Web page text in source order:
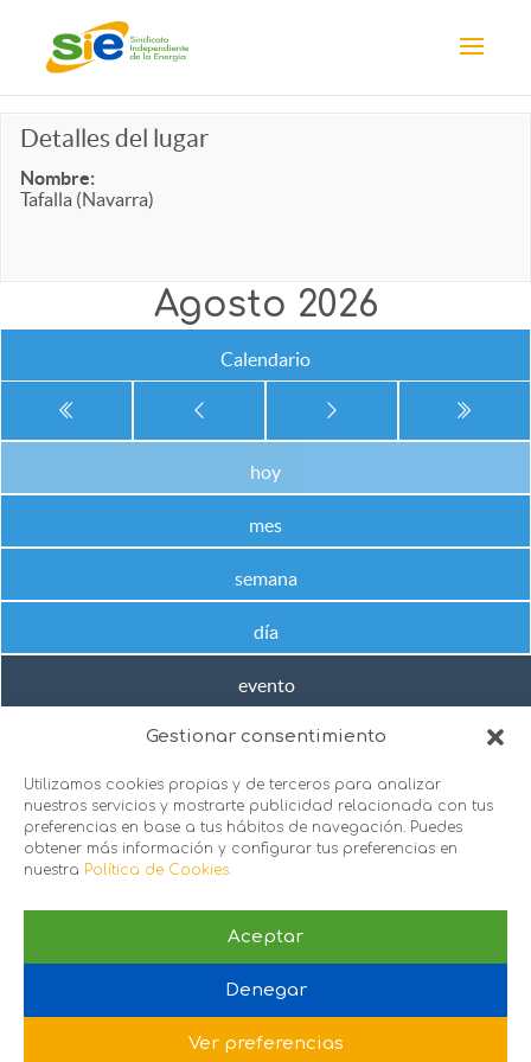
Gestionar consentimiento
Utilizamos cookies propias y de terceros para analizar
nuestros servicios y mostrarte publicidad relacionada con tus
preferencias en base a tus hábitos de navegación. Puedes
obtener más información y configurar tus preferencias en
nuestra Política de Cookies.
Aceptar
Denegar
Ver preferencias
Detalles del lugar
Nombre:
Tafalla (Navarra)
Agosto 2026
Calendario
hoy
mes
semana
día
evento
C/ Santa Engracia 151, 1º puerta 2 y 3, 28003. Madrid
Política de Privacidad
Política de Cookies